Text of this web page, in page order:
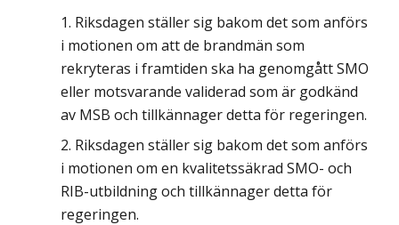
Riksdagen ställer sig bakom det som anförs
i motionen om att de brandmän som
rekryteras i framtiden ska ha genomgått SMO
eller motsvarande validerad som är godkänd
av MSB och tillkännager detta för regeringen.
Riksdagen ställer sig bakom det som anförs
i motionen om en kvalitetssäkrad SMO- och
RIB-utbildning och tillkännager detta för
regeringen.